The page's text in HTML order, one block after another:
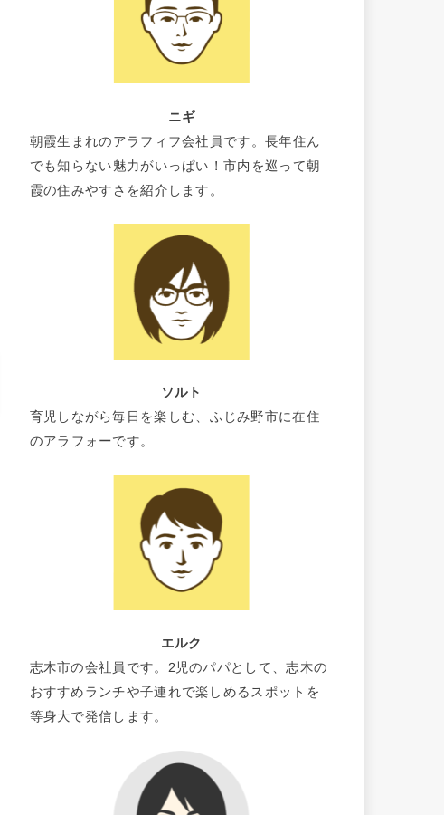
ニギ
朝霞生まれのアラフィフ会社員です。長年住ん
でも知らない魅力がいっぱい！市内を巡って朝
霞の住みやすさを紹介します。
ソルト
育児しながら毎日を楽しむ、ふじみ野市に在住
のアラフォーです。
エルク
志木市の会社員です。2児のパパとして、志木の
おすすめランチや子連れで楽しめるスポットを
等身大で発信します。